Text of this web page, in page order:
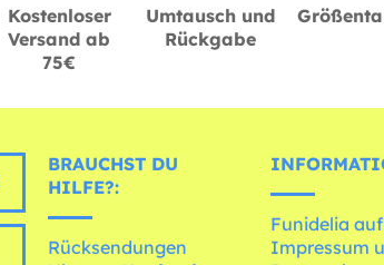
Kostenloser
Versand ab
75€
Umtausch und
Rückgabe
BRAUCHST DU
HILFE?:
Rücksendungen
Funidelia
Impressum